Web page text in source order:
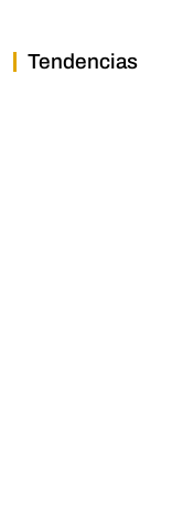
Tendencias